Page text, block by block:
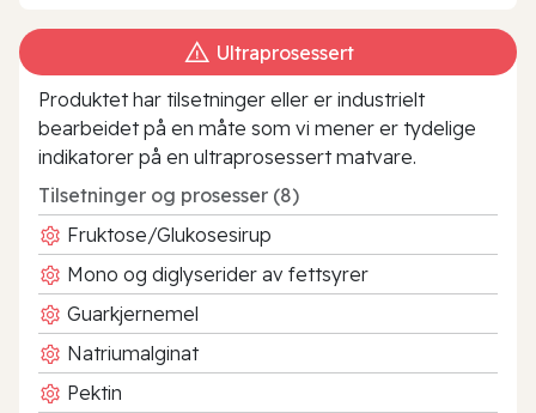
Ultraprosessert
Produktet har tilsetninger eller er industrielt
bearbeidet på en måte som vi mener er tydelige
indikatorer på en ultraprosessert matvare.
Tilsetninger og prosesser (8)
Fruktose/Glukosesirup
Mono og diglyserider av fettsyrer
Guarkjernemel
Natriumalginat
Pektin